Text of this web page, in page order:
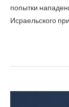
попытки
Исраельского